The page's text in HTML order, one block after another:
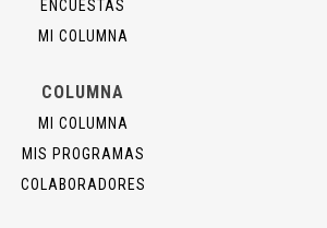
ENCUESTAS
MI COLUMNA
COLUMNA
MI COLUMNA
MIS PROGRAMAS
COLABORADORES